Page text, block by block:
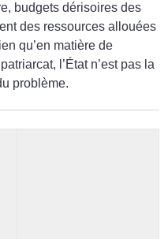
budgets dérisoires des
des ressources allouées
qu’en matière de
l’État n’est pas la
problème.